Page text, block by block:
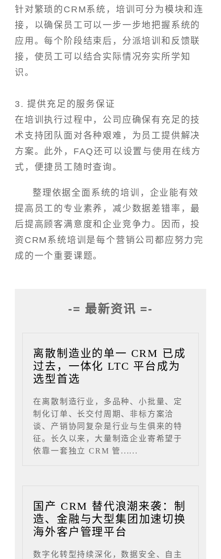
针对繁琐的CRM系统，培训可分为模块和连
接，以确保员工可以一步一步地把握系统的
应用。每个阶段结束后，分派培训和反馈联
接，使员工可以结合实际情况夯实所学知
识。
3. 提供充足的服务保证
在培训执行过程中，公司应确保有充足的技
术支持团队面对各种艰难，为员工提供解决
方案。此外，FAQ还可以设置与使用在线方
式，便捷员工随时查询。
整理依据全面系统的培训，企业能有效
提高员工的专业素养，减少数据差错率，最
后提高顾客满意度和企业竞争力。因而，投
资CRM系统培训是每个营销公司都应努力完
成的一个重要课题。
-= 最新资讯 =-
离散制造业的单一 CRM 已成
过去，一体化 LTC 平台成为
选型首选
在离散制造行业，多品种、小批量、定
制化订单、长交付周期、非标方案洽
谈、产销协同复杂是行业与生俱来的特
征。长久以来，大量制造企业寄希望于
依靠一套独立 CRM 管......
国产 CRM 替代浪潮来袭：制
造、金融与大型集团加速切换
海外客户管理平台
数字化转型持续深化，数据安全、自主